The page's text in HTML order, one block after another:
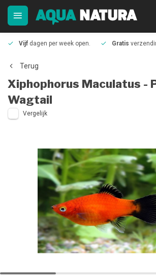
Vijf dagen per week open. Gratis
Terug
Xiphophorus Maculatus -
Wagtail
Vergelijk